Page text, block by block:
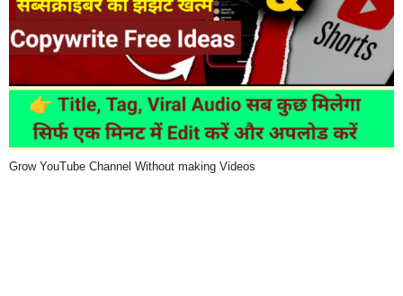
Grow YouTube Channel Without making Videos